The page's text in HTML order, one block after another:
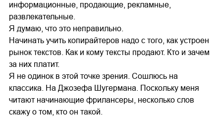
информационные, продающие, рекламные,
развлекательные.
Я думаю, что это неправильно.
Начинать учить копирайтеров надо с того, как устроен
рынок текстов. Как и кому тексты продают. Кто и зачем
за них платит.
Я не одинок в этой точке зрения. Сошлюсь на
классика. На Джозефа Шугермана. Поскольку меня
читают начинающие фрилансеры, несколько слов
скажу о том, кто он такой.